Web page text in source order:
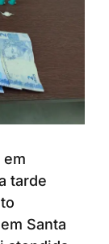
em
tarde
Santa